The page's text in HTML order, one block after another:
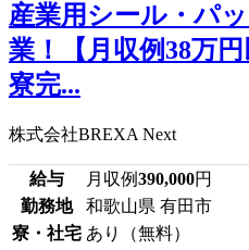
産業用シール・パ
業！【月収例38万
寮完...
株式会社BREXA Next
給与 月収例390,000円
勤務地
和歌山県 有田市
寮・社宅 あり（無料）